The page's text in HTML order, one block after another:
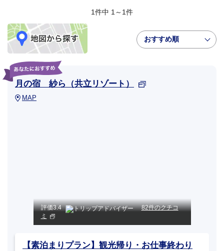
1件中 1～1件
おすすめ順
月の宿 紗ら（共立リゾート）
MAP
評価3.4
82件のクチコ
ミ
【素泊まりプラン】観光帰り・お仕事終わり